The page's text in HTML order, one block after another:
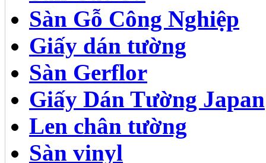
Sàn Gỗ Công Nghiệp
Giấy dán tường
Sàn Gerflor
Giấy Dán Tường Japan
Len chân tường
Sàn vinyl